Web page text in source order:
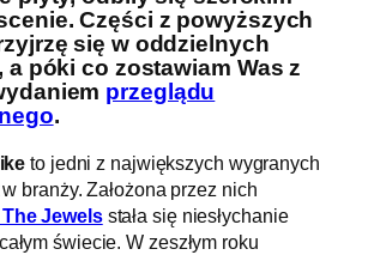
Części z powyższych
się w oddzielnych
a póki co zostawiam Was z
przeglądu
.
to jedni z największych wygranych
branży. Założona przez nich
Jewelsstała się niesłychanie
świecie. W zeszłym roku